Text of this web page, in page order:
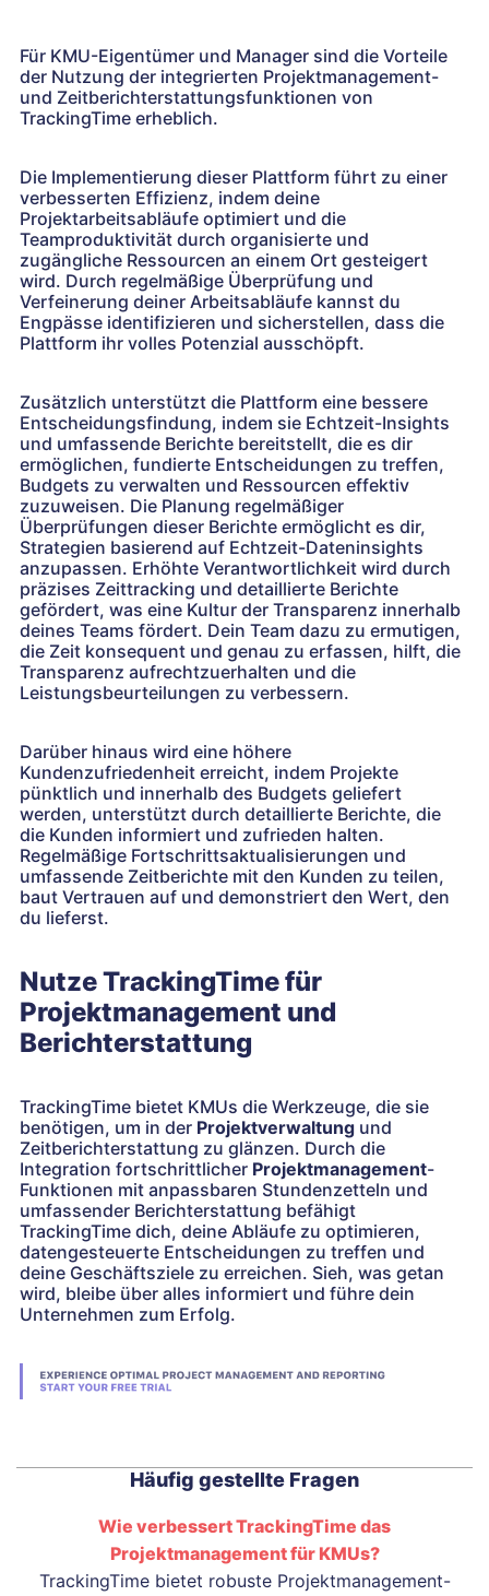
Für KMU-Eigentümer und Manager sind die Vorteile
der Nutzung der integrierten Projektmanagement-
und Zeitberichterstattungsfunktionen von
TrackingTime erheblich.
Die Implementierung dieser Plattform führt zu einer
verbesserten Effizienz, indem deine
Projektarbeitsabläufe optimiert und die
Teamproduktivität durch organisierte und
zugängliche Ressourcen an einem Ort gesteigert
wird. Durch regelmäßige Überprüfung und
Verfeinerung deiner Arbeitsabläufe kannst du
Engpässe identifizieren und sicherstellen, dass die
Plattform ihr volles Potenzial ausschöpft.
Zusätzlich unterstützt die Plattform eine bessere
Entscheidungsfindung, indem sie Echtzeit-Insights
und umfassende Berichte bereitstellt, die es dir
ermöglichen, fundierte Entscheidungen zu treffen,
Budgets zu verwalten und Ressourcen effektiv
zuzuweisen. Die Planung regelmäßiger
Überprüfungen dieser Berichte ermöglicht es dir,
Strategien basierend auf Echtzeit-Dateninsights
anzupassen. Erhöhte Verantwortlichkeit wird durch
präzises Zeittracking und detaillierte Berichte
gefördert, was eine Kultur der Transparenz innerhalb
deines Teams fördert. Dein Team dazu zu ermutigen,
die Zeit konsequent und genau zu erfassen, hilft, die
Transparenz aufrechtzuerhalten und die
Leistungsbeurteilungen zu verbessern.
Darüber hinaus wird eine höhere
Kundenzufriedenheit erreicht, indem Projekte
pünktlich und innerhalb des Budgets geliefert
werden, unterstützt durch detaillierte Berichte, die
die Kunden informiert und zufrieden halten.
Regelmäßige Fortschrittsaktualisierungen und
umfassende Zeitberichte mit den Kunden zu teilen,
baut Vertrauen auf und demonstriert den Wert, den
du lieferst.
Nutze TrackingTime für
Projektmanagement und
Berichterstattung
TrackingTime bietet KMUs die Werkzeuge, die sie
benötigen, um in der Projektverwaltung und
Zeitberichterstattung zu glänzen. Durch die
Integration fortschrittlicher Projektmanagement-
Funktionen mit anpassbaren Stundenzetteln und
umfassender Berichterstattung befähigt
TrackingTime dich, deine Abläufe zu optimieren,
datengesteuerte Entscheidungen zu treffen und
deine Geschäftsziele zu erreichen. Sieh, was getan
wird, bleibe über alles informiert und führe dein
Unternehmen zum Erfolg.
Häufig gestellte Fragen
Wie verbessert TrackingTime das
Projektmanagement für KMUs?
TrackingTime bietet robuste Projektmanagement-